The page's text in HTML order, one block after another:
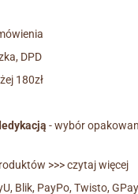
DPD
180zł
- wybór
>>> czytaj więcej
Blik, PayPo, Twisto,